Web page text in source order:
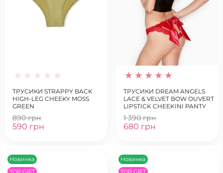
ТРУСИКИ STRAPPY BACK
HIGH-LEG CHEEKY MOSS
GREEN
890 грн
590 грн
ТРУСИКИ DREAM ANGELS
LACE & VELVET BOW OUVERT
LIPSTICK CHEEKINI PANTY
1 390 грн
680 грн
Новинка
Новинка